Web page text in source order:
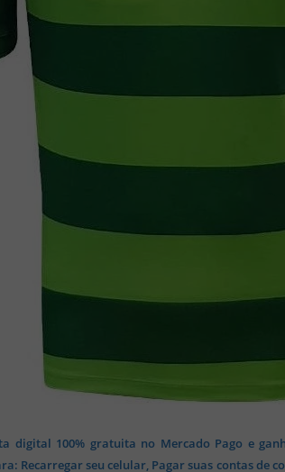
digital 100% gratuita no Mercado Pago e
Recarregar seu celular, Pagar suas contas de